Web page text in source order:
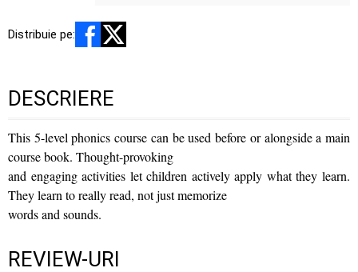
Distribuie pe:
DESCRIERE
This 5-level phonics course can be used before or alongside a main
course book. Thought-provoking
and engaging activities let children actively apply what they learn.
They learn to really read, not just memorize
words and sounds.
REVIEW-URI